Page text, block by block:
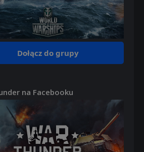
Dołącz do grupy
na Facebooku